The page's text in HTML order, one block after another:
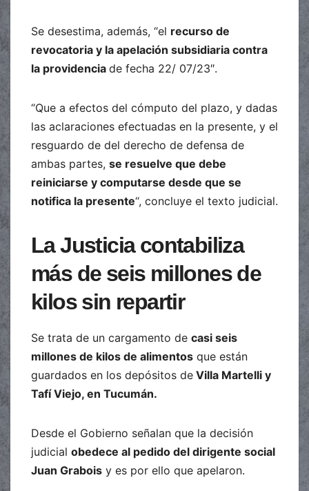
Se desestima, además, “el recurso de
revocatoria y la apelación subsidiaria contra
la providencia de fecha 22/ 07/23″.
“Que a efectos del cómputo del plazo, y dadas
las aclaraciones efectuadas en la presente, y el
resguardo de del derecho de defensa de
ambas partes, se resuelve que debe
reiniciarse y computarse desde que se
notifica la presente“, concluye el texto judicial.
La Justicia contabiliza
más de seis millones de
kilos sin repartir
Se trata de un cargamento de casi seis
millones de kilos de alimentos que están
guardados en los depósitos de Villa Martelli y
Tafí Viejo, en Tucumán.
Desde el Gobierno señalan que la decisión
judicial obedece al pedido del dirigente social
Juan Grabois y es por ello que apelaron.